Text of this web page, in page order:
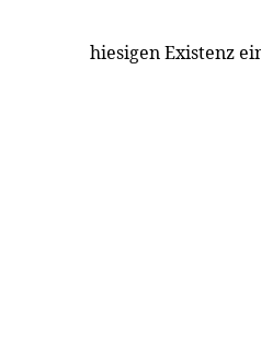
hiesigen Existenz